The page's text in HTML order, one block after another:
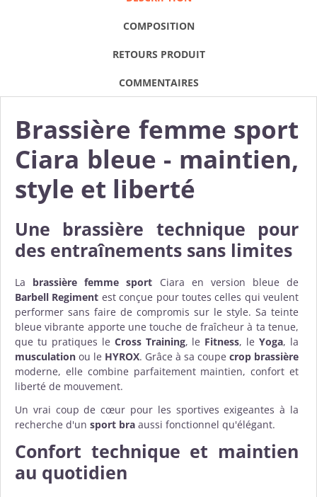
COMPOSITION
RETOURS PRODUIT
COMMENTAIRES
Brassière femme sport
Ciara bleue - maintien,
style et liberté
Une brassière technique pour
des entraînements sans limites
La brassière femme sport Ciara en version bleue de
Barbell Regiment est conçue pour toutes celles qui veulent
performer sans faire de compromis sur le style. Sa teinte
bleue vibrante apporte une touche de fraîcheur à ta tenue,
que tu pratiques le Cross Training, le Fitness, leYoga, la
musculation ou le HYROX. Grâce à sa coupe crop brassière
moderne, elle combine parfaitement maintien, confort et
liberté de mouvement.
Un vrai coup de cœur pour les sportives exigeantes à la
recherche d'un sport bra aussi fonctionnel qu'élégant.
Confort technique et maintien
au quotidien